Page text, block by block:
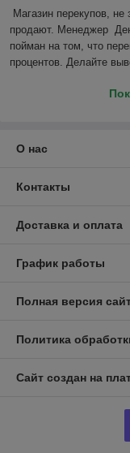
Магазин перекупов,
продают. Менеджер
пойман на том, что
процентов. Делайте
О нас
Контакты
Доставка и оплата
График работы
Полная версия
Политика
Сайт создан на